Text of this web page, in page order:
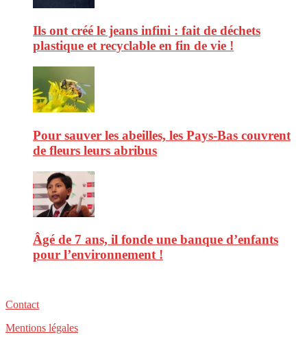
Ils ont créé le jeans infini : fait de déchets
plastique et recyclable en fin de vie !
Pour sauver les abeilles, les Pays-Bas couvrent
de fleurs leurs abribus
Âgé de 7 ans, il fonde une banque d’enfants
pour l’environnement !
Contact
Mentions légales